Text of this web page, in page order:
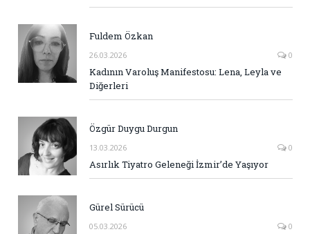
Fuldem Özkan
26.03.2026 0
Kadının Varoluş Manifestosu: Lena, Leyla ve
Diğerleri
Özgür Duygu Durgun
13.03.2026 0
Asırlık Tiyatro Geleneği İzmir’de Yaşıyor
Gürel Sürücü
05.03.2026 0